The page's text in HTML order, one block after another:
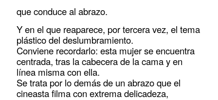
que conduce al abrazo.
Y en el que reaparece, por tercera vez, el tema
plástico del deslumbramiento.
Conviene recordarlo: esta mujer se encuentra
centrada, tras la cabecera de la cama y en
línea misma con ella.
Se trata por lo demás de un abrazo que el
cineasta filma con extrema delicadeza,